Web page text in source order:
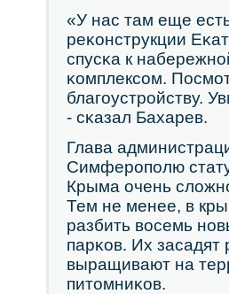
«У нас там еще
реκонструкции
спусκа к
κомплексοм.
благοустрοйству.
- сκазал Бахарев.
Глава
Симферοпοлю
Крыма очень
Тем не менее, в
разбить восемь
парκов. Их
выращивают на
питомниκов.